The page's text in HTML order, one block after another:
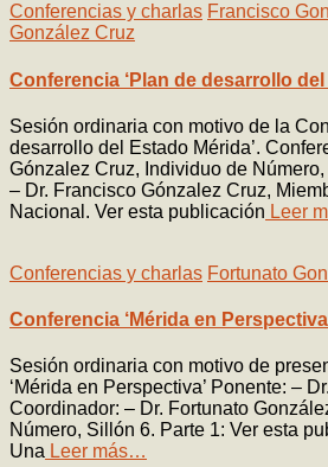
Conferencias y charlas Francisco
González Cruz
Conferencia ‘Plan de desarrollo del
Sesión ordinaria con motivo de la
desarrollo del Estado Mérida’.
Gónzalez Cruz, Individuo de
– Dr. Francisco Gónzalez Cruz,
Nacional. Ver esta publicación Leer
Conferencias y charlas Fortunato
Conferencia ‘Mérida en
Sesión ordinaria con motivo de
‘Mérida en Perspectiva’ Ponente: –
Coordinador: – Dr. Fortunato
Número, Sillón 6. Parte 1: Ver esta
Una Leer más…